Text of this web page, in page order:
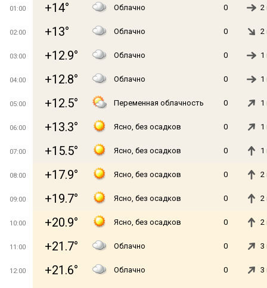
01:00 +14° Облачно 0 2
02:00 +13° Облачно 0 2
03:00 +12.9° Облачно 0 1
04:00 +12.8° Облачно 0 1
05:00 +12.5° Переменная облачность 0 1
06:00 +13.3° Ясно, без осадков 0 1
07:00 +15.5° Ясно, без осадков 0 1
08:00 +17.9° Ясно, без осадков 0 2
09:00 +19.7° Ясно, без осадков 0 2
10:00 +20.9° Ясно, без осадков 0 2
11:00 +21.7° Облачно 0 3
12:00 +21.6° Облачно 0 3